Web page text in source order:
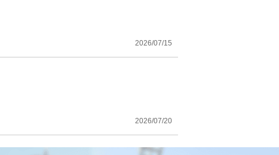
2026/07/15
2026/07/20